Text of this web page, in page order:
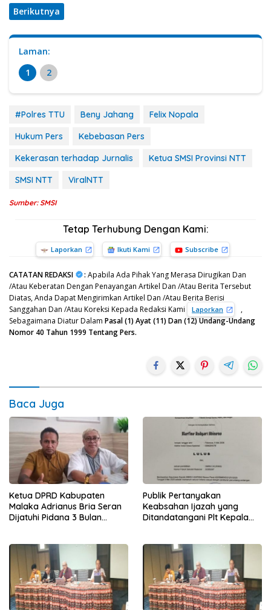
Berikutnya
Laman:
1
2
#Polres TTU Beny Jahang
Felix Nopala
Hukum Pers
Kebebasan Pers
Kekerasan terhadap Jurnalis
Ketua SMSI Provinsi NTT
SMSI NTT
ViralNTT
Sumber: SMSI
Tetap Terhubung Dengan Kami:
Laporkan Ikuti Kami Subscribe
CATATAN REDAKSI : Apabila Ada Pihak Yang Merasa Dirugikan Dan
/Atau Keberatan Dengan Penayangan Artikel Dan /Atau Berita Tersebut
Diatas, Anda Dapat Mengirimkan Artikel Dan /Atau Berita Berisi
Sanggahan Dan /Atau Koreksi Kepada Redaksi Kami
Laporkan
,
Sebagaimana Diatur Dalam Pasal (1) Ayat (11) Dan (12) Undang-Undang
Nomor 40 Tahun 1999 Tentang Pers.
Baca Juga
Ketua DPRD Kabupaten
Malaka Adrianus Bria Seran
Dijatuhi Pidana 3 Bulan
Publik Pertanyakan
Keabsahan Ijazah yang
Ditandatangani Plt Kepala